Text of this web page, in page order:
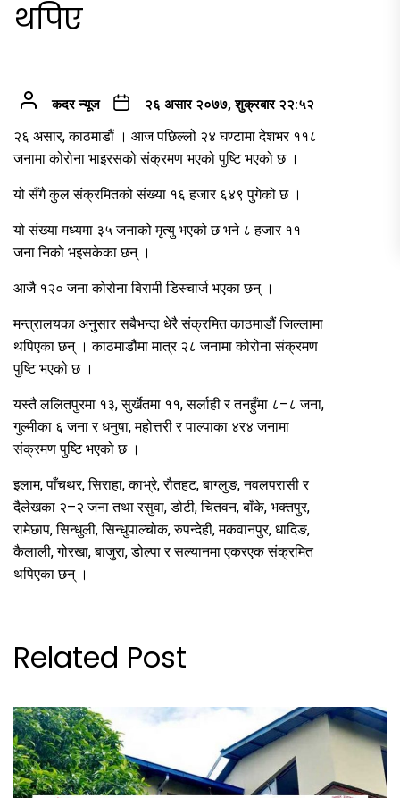
थपिए
कदर न्यूज २६ असार २०७७, शुक्रबार २२:५२
२६ असार, काठमाडौं । आज पछिल्लो २४ घण्टामा देशभर ११८
जनामा कोरोना भाइरसको संक्रमण भएको पुष्टि भएको छ ।
यो सँगै कुल संक्रमितको संख्या १६ हजार ६४९ पुगेको छ ।
यो संख्या मध्यमा ३५ जनाको मृत्यु भएको छ भने ८ हजार ११
जना निको भइसकेका छन् ।
आजै १२० जना कोरोना बिरामी डिस्चार्ज भएका छन् ।
मन्त्रालयका अनुुसार सबैभन्दा धेरै संक्रमित काठमाडौं जिल्लामा
थपिएका छन् । काठमाडौंमा मात्र २८ जनामा कोरोना संक्रमण
पुष्टि भएको छ ।
यस्तै ललितपुरमा १३, सुर्खेतमा ११, सर्लाही र तनहुँमा ८–८ जना,
गुल्मीका ६ जना र धनुषा, महोत्तरी र पाल्पाका ४र४ जनामा
संक्रमण पुष्टि भएको छ ।
इलाम, पाँचथर, सिराहा, काभ्रे, रौतहट, बाग्लुङ, नवलपरासी र
दैलेखका २–२ जना तथा रसुवा, डोटी, चितवन, बाँके, भक्तपुर,
रामेछाप, सिन्धुली, सिन्धुपाल्चोक, रुपन्देही, मकवानपुर, धादिङ,
कैलाली, गोरखा, बाजुरा, डोल्पा र सल्यानमा एकरएक संक्रमित
थपिएका छन् ।
Related Post